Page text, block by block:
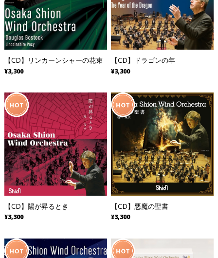
【CD】リンカーンシャーの花束
¥3,300
【CD】ドラゴンの年
¥3,300
【CD】陽が昇るとき
¥3,300
【CD】悪魔の聖書
¥3,300